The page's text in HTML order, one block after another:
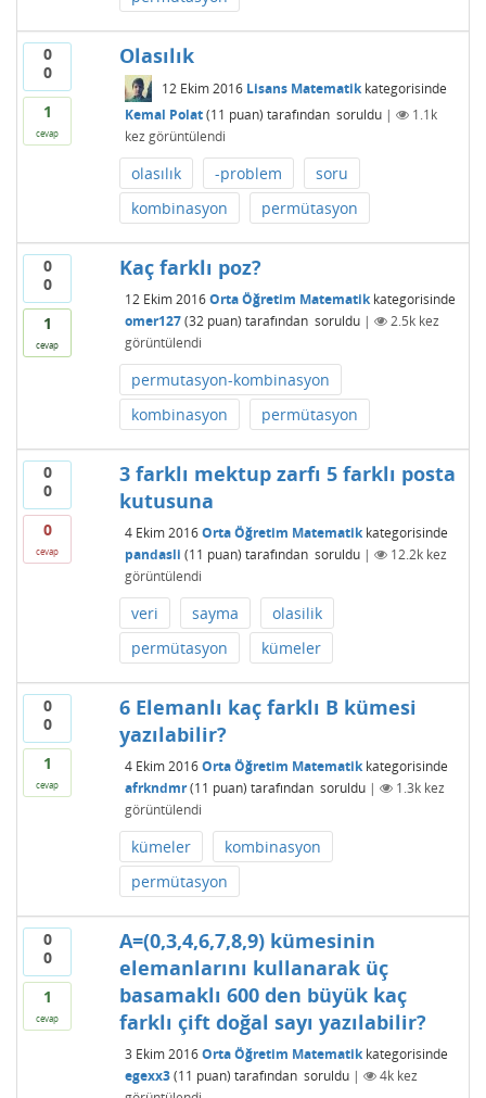
0
0
1
cevap
Olasılık
12 Ekim 2016 Lisans Matematikkategorisinde
Kemal Polat (11 puan) tarafından soruldu |
1.1k
kez görüntülendi
olasılık -problem
soru
kombinasyon
permütasyon
0
0
1
cevap
Kaç farklı poz?
12 Ekim 2016 Orta Öğretim Matematikkategorisinde
omer127 (32puan) tarafından soruldu | 2.5kkez
görüntülendi
permutasyon-kombinasyon
kombinasyon
permütasyon
0
0
0
cevap
3 farklı mektup zarfı 5 farklı posta
kutusuna
4 Ekim 2016 Orta Öğretim Matematikkategorisinde
pandasli (11 puan) tarafından soruldu | 12.2kkez
görüntülendi
veri sayma
olasilik
permütasyon
kümeler
0
0
1
cevap
6 Elemanlı kaç farklı B kümesi
yazılabilir?
4 Ekim 2016 Orta Öğretim Matematikkategorisinde
afrkndmr (11 puan) tarafından soruldu | 1.3kkez
görüntülendi
kümeler
kombinasyon
permütasyon
0
0
1
cevap
A=(0,3,4,6,7,8,9) kümesinin
elemanlarını kullanarak üç
basamaklı 600 den büyük kaç
farklı çift doğal sayı yazılabilir?
3 Ekim 2016 Orta Öğretim Matematikkategorisinde
egexx3 (11 puan) tarafından soruldu | 4kkez